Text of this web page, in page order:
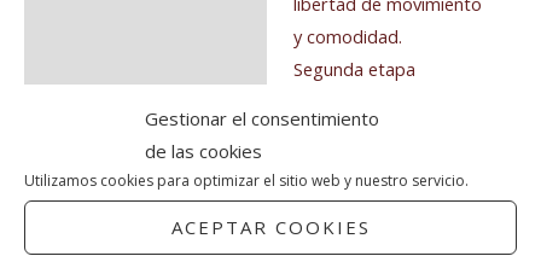
Gestionar el consentimiento
de las cookies
Utilizamos cookies para optimizar el sitio web y nuestro servicio.
ACEPTAR COOKIES
y comodidad.
Segunda etapa
ergonómica y fácil de
• Gran regulador del
esfuerzo respiratorio